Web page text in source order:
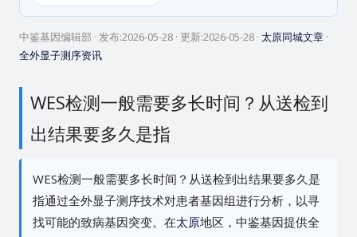
中鉴基因编辑部 · 发布:2026-05-28· 更新:2026-05-28· 太原同城文章·
全外显子测序资讯
WES检测一般需要多长时间？从送检到
出结果要多久是指
WES检测一般需要多长时间？从送检到出结果要多久是
指通过全外显子测序技术对患者基因组进行分析，以寻
找可能的致病基因突变。在太原地区，中鉴基因提供全